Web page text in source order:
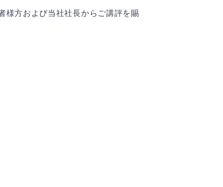
様方および当社社長からご講評を賜